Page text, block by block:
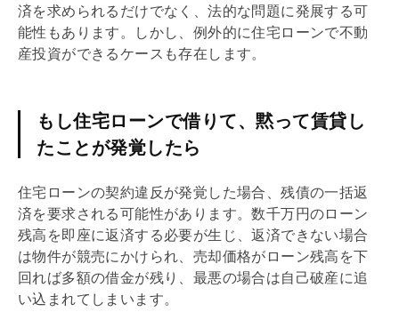
済を求められるだけでなく、法的な問題に発展する可
能性もあります。しかし、例外的に住宅ローンで不動
産投資ができるケースも存在します。
もし住宅ローンで借りて、黙って賃貸し
たことが発覚したら
住宅ローンの契約違反が発覚した場合、残債の一括返
済を要求される可能性があります。数千万円のローン
残高を即座に返済する必要が生じ、返済できない場合
は物件が競売にかけられ、売却価格がローン残高を下
回れば多額の借金が残り、最悪の場合は自己破産に追
い込まれてしまいます。